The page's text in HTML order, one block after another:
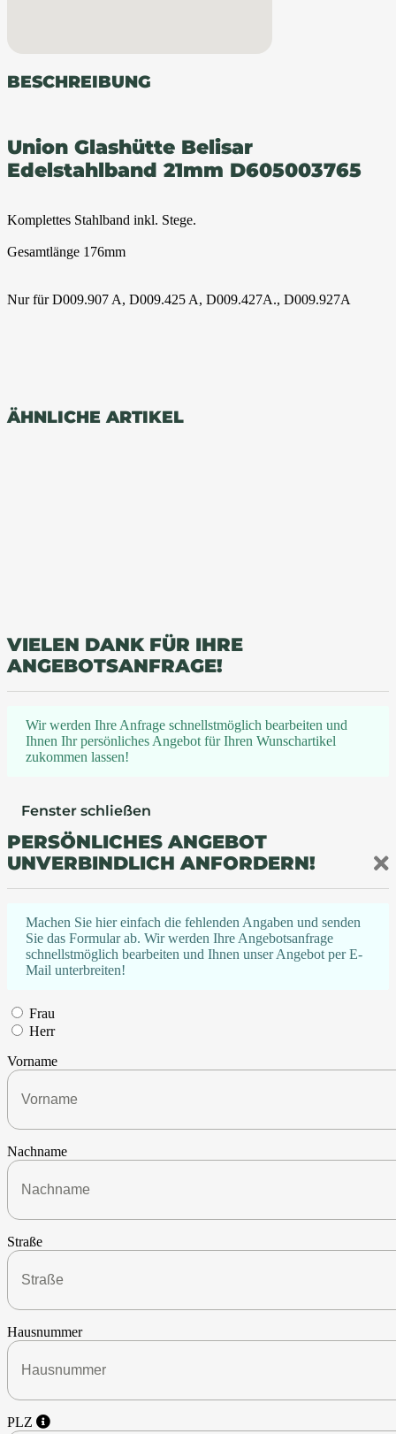
BESCHREIBUNG
Union Glashütte Belisar
Edelstahlband 21mm D605003765
Komplettes Stahlband inkl. Stege.
Gesamtlänge 176mm
Nur für D009.907 A, D009.425 A, D009.427A., D009.927A
ÄHNLICHE ARTIKEL
VIELEN DANK FÜR IHRE
ANGEBOTSANFRAGE!
Wir werden Ihre Anfrage schnellstmöglich bearbeiten und
Ihnen Ihr persönliches Angebot für Ihren Wunschartikel
zukommen lassen!
Fenster schließen
PERSÖNLICHES ANGEBOT
UNVERBINDLICH ANFORDERN!
Machen Sie hier einfach die fehlenden Angaben und senden
Sie das Formular ab. Wir werden Ihre Angebotsanfrage
schnellstmöglich bearbeiten und Ihnen unser Angebot per E-
Mail unterbreiten!
Frau
Herr
Vorname
Nachname
Straße
Hausnummer
PLZ